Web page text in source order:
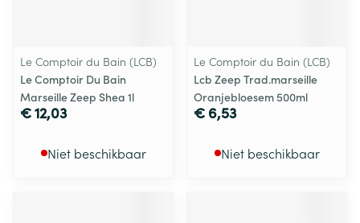
Le Comptoir du Bain (LCB)
Le Comptoir Du Bain
Marseille Zeep Shea 1l
€ 12,03
Niet beschikbaar
Le Comptoir du Bain (LCB)
Lcb Zeep Trad.marseille
Oranjebloesem 500ml
€ 6,53
Niet beschikbaar